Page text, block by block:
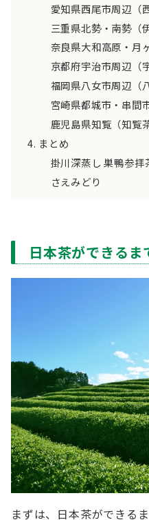
愛知県西尾市周辺（
三重県北勢・南勢（
奈良県大和高原・月
京都府宇治市周辺（
福岡県八女市周辺（
宮崎県都城市・串間
鹿児島県知覧（知覧
まとめ
掛川深蒸し 巣鴨参拝
さえみどり
日本茶ができるま
まずは、日本茶ができる